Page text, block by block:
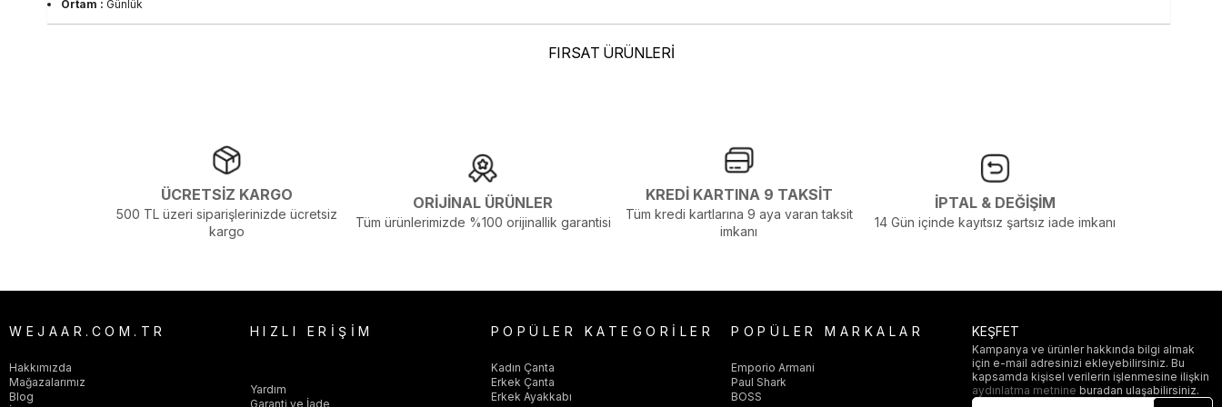
Ortam : Günlük
Yaka Tipi :Bisiklet Yaka
FIRSAT ÜRÜNLERİ
ÜCRETSİZ KARGO
500 TL üzeri siparişlerinizde ücretsiz
kargo
ORİJİNAL ÜRÜNLER
Tüm ürünlerimizde %100 orijinallik garantisi
KREDİ KARTINA 9 TAKSİT
Tüm kredi kartlarına 9 aya varan taksit
imkanı
İPTAL & DEĞİŞİM
14 Gün içinde kayıtsız şartsız iade imkanı
WEJAAR.COM.TR
Hakkımızda
Mağazalarımız
Blog
HIZLI ERİŞİM
Yardım
Garanti ve İade
POPÜLER KATEGORİLER
Kadın Çanta
Erkek Çanta
Erkek Ayakkabı
POPÜLER MARKALAR
Emporio Armani
Paul Shark
BOSS
KEŞFET
Kampanya ve ürünler hakkında bilgi almak
için e-mail adresinizi ekleyebilirsiniz. Bu
kapsamda kişisel verilerin işlenmesine ilişkin
aydınlatma metnineburadan ulaşabilirsiniz.